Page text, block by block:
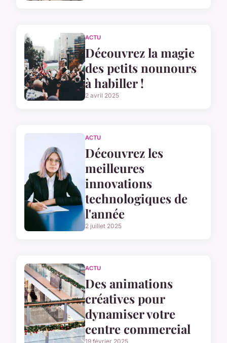
ACTU
Découvrez la magie
des petits nounours
à habiller !
2 avril 2025
ACTU
Découvrez les
meilleures
innovations
technologiques de
l'année
2 juillet 2025
ACTU
Des animations
créatives pour
dynamiser votre
centre commercial
19 février 2025